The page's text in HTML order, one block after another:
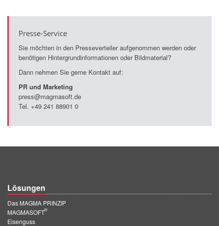
Presse-Service
Sie möchten in den Presseverteiler aufgenommen werden oder
benötigen Hintergrundinformationen oder Bildmaterial?
Dann nehmen Sie gerne Kontakt auf:
PR und Marketing
press@magmasoft.de
Tel. +49 241 88901 0
Lösungen
Das MAGMA PRINZIP
MAGMASOFT
®
Eisenguss